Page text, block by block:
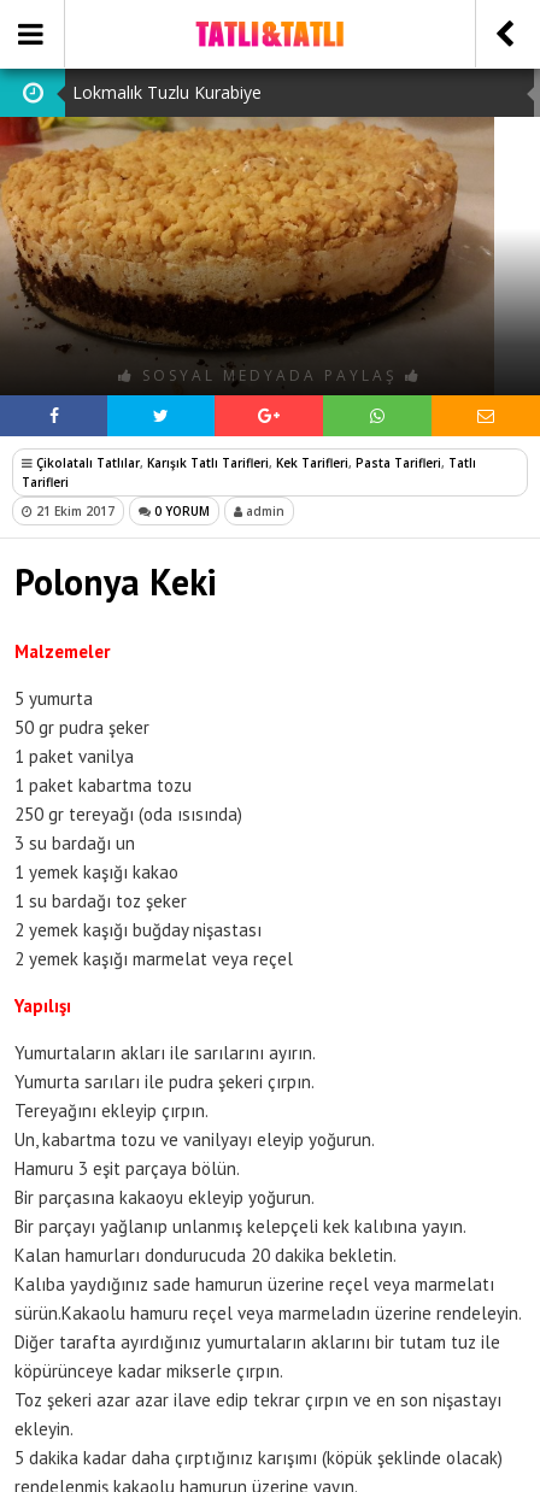
Lokmalık Tuzlu Kurabiye
Tam Ölçülü Un Helvası
Suffle
Cevizli Bulut Kek
Ataşehir Escort Bayanlarını: atasehirescortlari.com ‘da
bulabilirsiniz.
SOSYAL MEDYADA PAYLAŞ
Çikolatalı Tatlılar, Karışık Tatlı Tarifleri, Kek Tarifleri, Pasta Tarifleri, Tatlı
Tarifleri
21 Ekim 2017
0 YORUM admin
Polonya Keki
Malzemeler
5 yumurta
50 gr pudra şeker
1 paket vanilya
1 paket kabartma tozu
250 gr tereyağı (oda ısısında)
3 su bardağı un
1 yemek kaşığı kakao
1 su bardağı toz şeker
2 yemek kaşığı buğday nişastası
2 yemek kaşığı marmelat veya reçel
Yapılışı
Yumurtaların akları ile sarılarını ayırın.
Yumurta sarıları ile pudra şekeri çırpın.
Tereyağını ekleyip çırpın.
Un, kabartma tozu ve vanilyayı eleyip yoğurun.
Hamuru 3 eşit parçaya bölün.
Bir parçasına kakaoyu ekleyip yoğurun.
Bir parçayı yağlanıp unlanmış kelepçeli kek kalıbına yayın.
Kalan hamurları dondurucuda 20 dakika bekletin.
Kalıba yaydığınız sade hamurun üzerine reçel veya marmelatı
sürün.Kakaolu hamuru reçel veya marmeladın üzerine rendeleyin.
Diğer tarafta ayırdığınız yumurtaların aklarını bir tutam tuz ile
köpürünceye kadar mikserle çırpın.
Toz şekeri azar azar ilave edip tekrar çırpın ve en son nişastayı
ekleyin.
5 dakika kadar daha çırptığınız karışımı (köpük şeklinde olacak)
rendelenmiş kakaolu hamurun üzerine yayın.